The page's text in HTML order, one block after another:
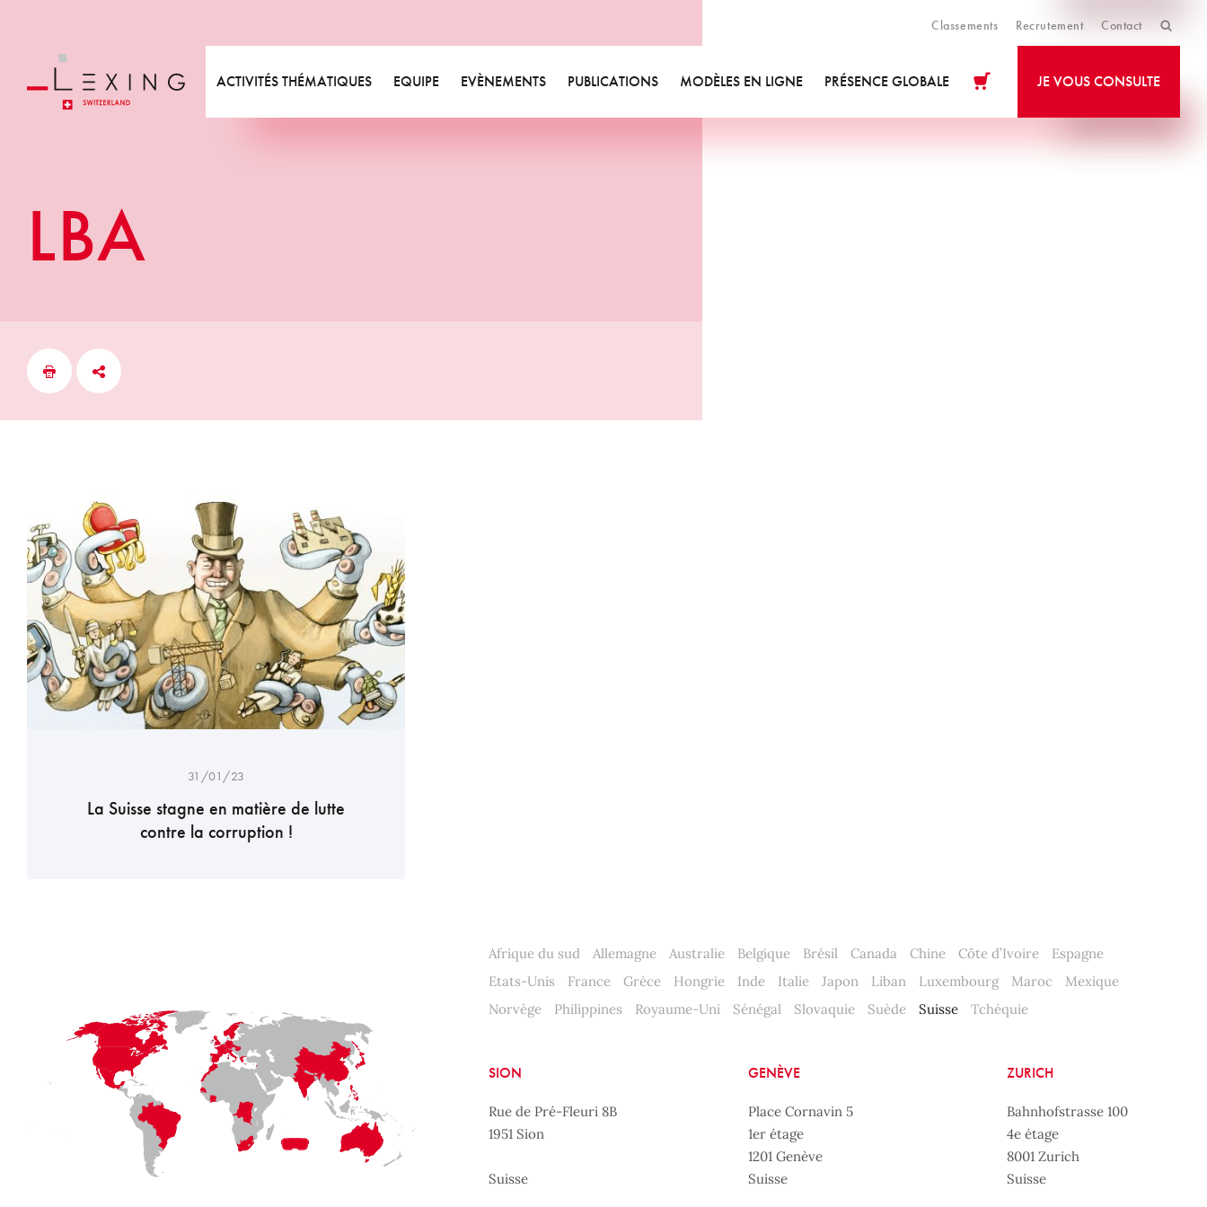
Classements Recrutement Contact
ACTIVITÉS THÉMATIQUES EQUIPE EVÈNEMENTS PUBLICATIONS MODÈLES EN LIGNE PRÉSENCE GLOBALE JE VOUS CONSULTE
Valeurs
Départements
Bibliographie
Annonces formations
Actualités
Newsletters
LBA
31/01/23
La Suisse stagne en matière de lutte
contre la corruption !
Afrique du sud Allemagne Australie Belgique Brésil Canada Chine Côte d’Ivoire
Espagne
Etats-Unis
France Grèce Hongrie Inde Italie Japon Liban Luxembourg Maroc
Mexique
Norvège
Philippines Royaume-Uni Sénégal Slovaquie Suède Suisse Tchéquie
SION
Rue de Pré-Fleuri 8B
1951 Sion
Suisse
GENÈVE
Place Cornavin 5
1er étage
1201 Genève
Suisse
ZURICH
Bahnhofstrasse 100
4e étage
8001 Zurich
Suisse